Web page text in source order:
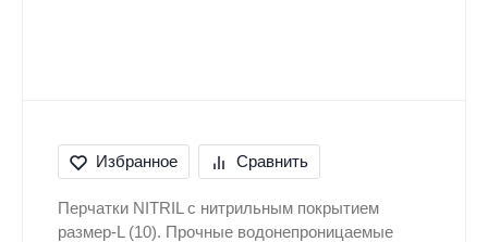
Избранное Сравнить
Перчатки NITRIL с нитрильным покрытием
размер-L (10). Прочные водонепроницаемые